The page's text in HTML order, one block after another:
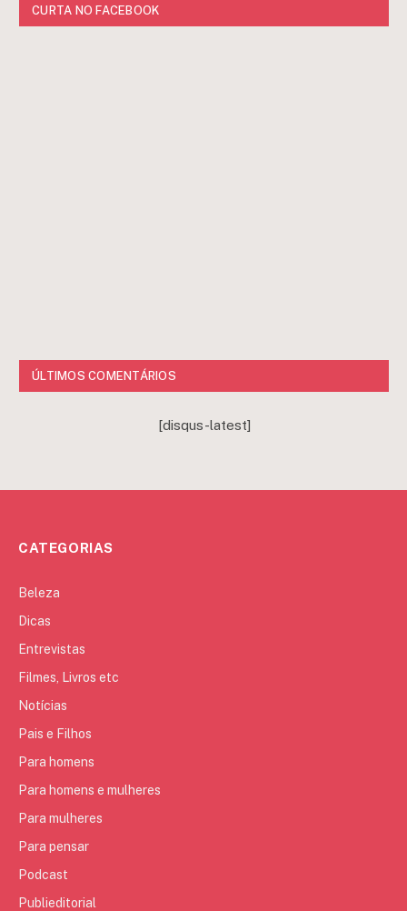
CURTA NO FACEBOOK
ÚLTIMOS COMENTÁRIOS
[disqus-latest]
CATEGORIAS
Beleza
Dicas
Entrevistas
Filmes, Livros etc
Notícias
Pais e Filhos
Para homens
Para homens e mulheres
Para mulheres
Para pensar
Podcast
Publieditorial